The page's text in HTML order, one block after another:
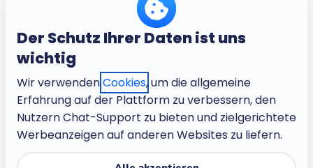
Der Schutz Ihrer Daten ist uns
wichtig
Wir verwendenCookies, um die allgemeine
Erfahrung auf der Plattform zu verbessern, den
Nutzern Chat-Support zu bieten und zielgerichtete
Werbeanzeigen auf anderen Websites zu liefern.
Über
Unternehmung
Stellenangebote
Geschäftsbedingungen